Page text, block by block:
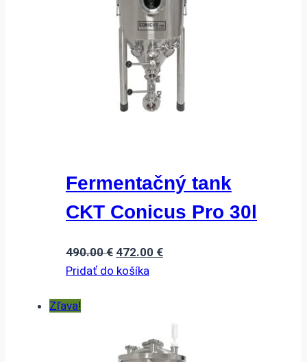
Fermentačný tank
CKT Conicus Pro 30l
490.00€ Pôvodná
cena
472.00 €Aktuálna
Pridať do košíka
Zľava!